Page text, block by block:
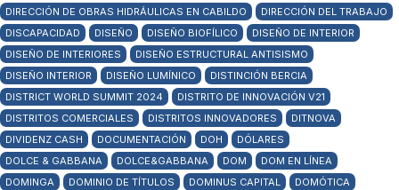
DIRECCIÓN DE OBRAS HIDRÁULICAS EN CABILDO
DIRECCIÓN DEL TRABAJO
DISCAPACIDAD
DISEÑO DISEÑO BIOFÍLICO
DISEÑO DE INTERIOR
DISEÑO DE INTERIORES
DISEÑO ESTRUCTURAL ANTISISMO
DISEÑO INTERIOR
DISEÑO LUMÍNICO
DISTINCIÓN BERCIA
DISTRICT WORLD SUMMIT 2024
DISTRITO DE INNOVACIÓN V21
DISTRITOS COMERCIALES
DISTRITOS INNOVADORES
DITNOVA
DIVIDENZ CASH
DOCUMENTACIÓN DOH
DÓLARES
DOLCE & GABBANA
DOLCE&GABBANA DOM
DOM EN LÍNEA
DOMINGA
DOMINIO DE TÍTULOS DOMINUS CAPITAL
DOMÓTICA